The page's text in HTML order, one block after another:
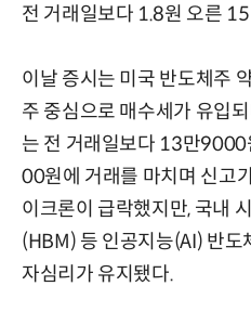
전 거래일보다 1.8원 오른
이날 증시는 미국 반도체주
주 중심으로 매수세가 유입
는 전 거래일보다 13만
00원에 거래를 마치며 신고
이크론이 급락했지만, 국내
(HBM) 등 인공지능(AI) 반도
자심리가 유지됐다.